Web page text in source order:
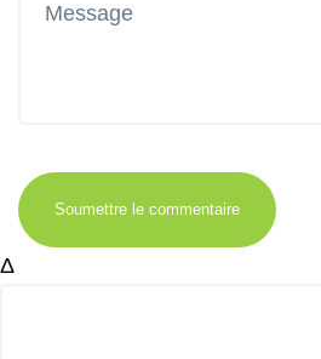
Soumettre le commentaire
Δ